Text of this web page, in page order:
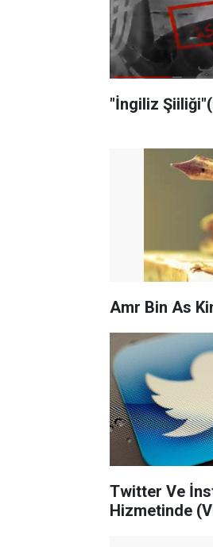
Amr Bin As
Twitter Ve
Hizmetinde